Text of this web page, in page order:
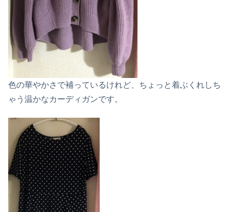
色の華やかさで補っているけれど、ちょっと着ぶくれしち
ゃう温かなカーディガンです。